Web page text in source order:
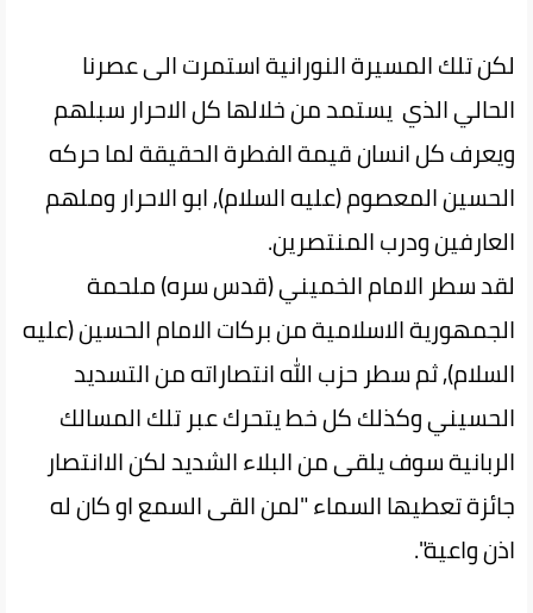
لكن تلك المسيرة النورانية استمرت الى عصرنا
الحالي الذي يستمد من خلالها كل الاحرار سبلهم
ويعرف كل انسان قيمة الفطرة الحقيقة لما حركه
الحسين المعصوم (عليه السلام), ابو الاحرار وملهم
العارفين ودرب المنتصرين.
لقد سطر الامام الخميني (قدس سره) ملحمة
الجمهورية الاسلامية من بركات الامام الحسين (عليه
السلام), ثم سطر حزب الله انتصاراته من التسديد
الحسيني وكذلك كل خط يتحرك عبر تلك المسالك
الربانية سوف يلقى من البلاء الشديد لكن الاانتصار
جائزة تعطيها السماء "لمن القى السمع او كان له
اذن واعية".